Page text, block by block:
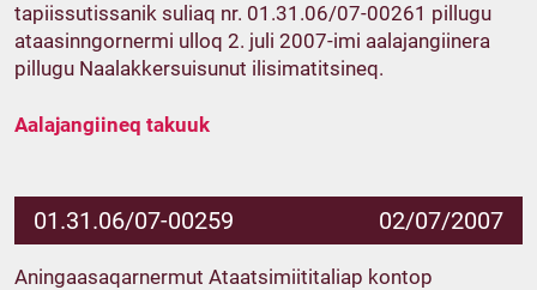
tapiissutissanik suliaq nr. 01.31.06/07-00261 pillugu
ataasinngornermi ulloq 2. juli 2007-imi aalajangiinera
pillugu Naalakkersuisunut ilisimatitsineq.
Aalajangiineq takuuk
01.31.06/07-00259 02/07/2007
Aningaasaqarnermut Ataatsimiititaliap kontop